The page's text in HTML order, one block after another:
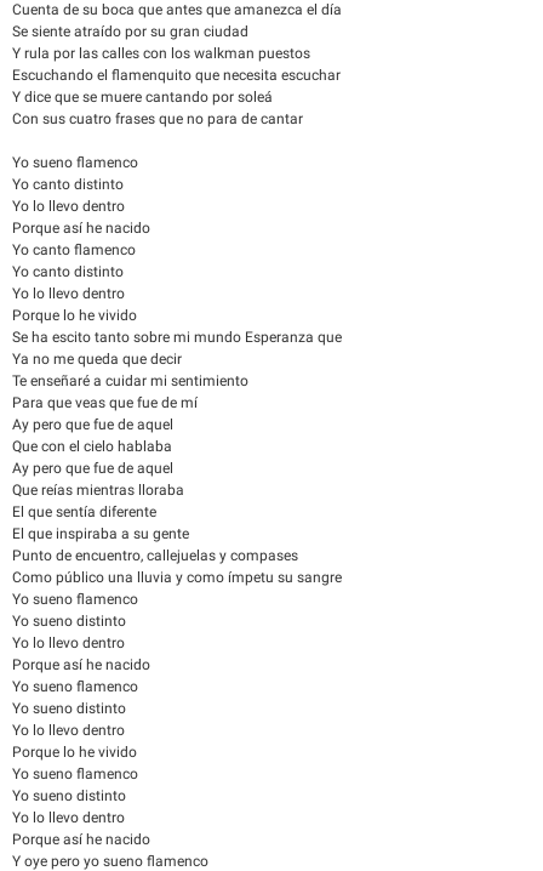
Cuenta de su boca que antes que amanezca el día
Se siente atraído por su gran ciudad
Y rula por las calles con los walkman puestos
Escuchando el flamenquito que necesita escuchar
Y dice que se muere cantando por soleá
Con sus cuatro frases que no para de cantar
Yo sueno flamenco
Yo canto distinto
Yo lo llevo dentro
Porque así he nacido
Yo canto flamenco
Yo canto distinto
Yo lo llevo dentro
Porque lo he vivido
Se ha escito tanto sobre mi mundo Esperanza que
Ya no me queda que decir
Te enseñaré a cuidar mi sentimiento
Para que veas que fue de mí
Ay pero que fue de aquel
Que con el cielo hablaba
Ay pero que fue de aquel
Que reías mientras lloraba
El que sentía diferente
El que inspiraba a su gente
Punto de encuentro, callejuelas y compases
Como público una lluvia y como ímpetu su sangre
Yo sueno flamenco
Yo sueno distinto
Yo lo llevo dentro
Porque así he nacido
Yo sueno flamenco
Yo sueno distinto
Yo lo llevo dentro
Porque lo he vivido
Yo sueno flamenco
Yo sueno distinto
Yo lo llevo dentro
Porque así he nacido
Y oye pero yo sueno flamenco